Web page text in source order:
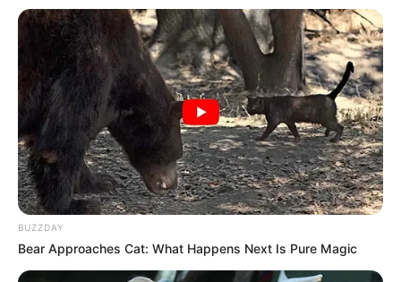
Hotman Paris Show(iNews | 2020)
Wow Banget(Trans 7 | 2019)
Dahsyat(RCTI | 2016)
Amazing Gen Halilintar
(Trans TV | 2016)
Gen Halilintar: My family My Team(Trans TV | 2015-2016)
Quotes
–
Foto – foto Fateh Halilintar
BUZZDAY
Bear Approaches Cat: What Happens Next Is Pure Magic